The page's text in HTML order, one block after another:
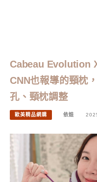
Cabeau Evolution
CNN也報導的頸枕
孔、頸枕調整
歐美精品網購 依娃